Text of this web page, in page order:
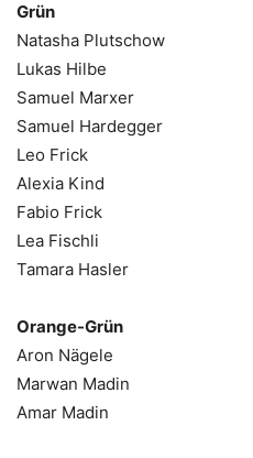
Grün
Natasha Plutschow
Lukas Hilbe
Samuel Marxer
Samuel Hardegger
Leo Frick
Alexia Kind
Fabio Frick
Lea Fischli
Tamara Hasler
Orange-Grün
Aron Nägele
Marwan Madin
Amar Madin